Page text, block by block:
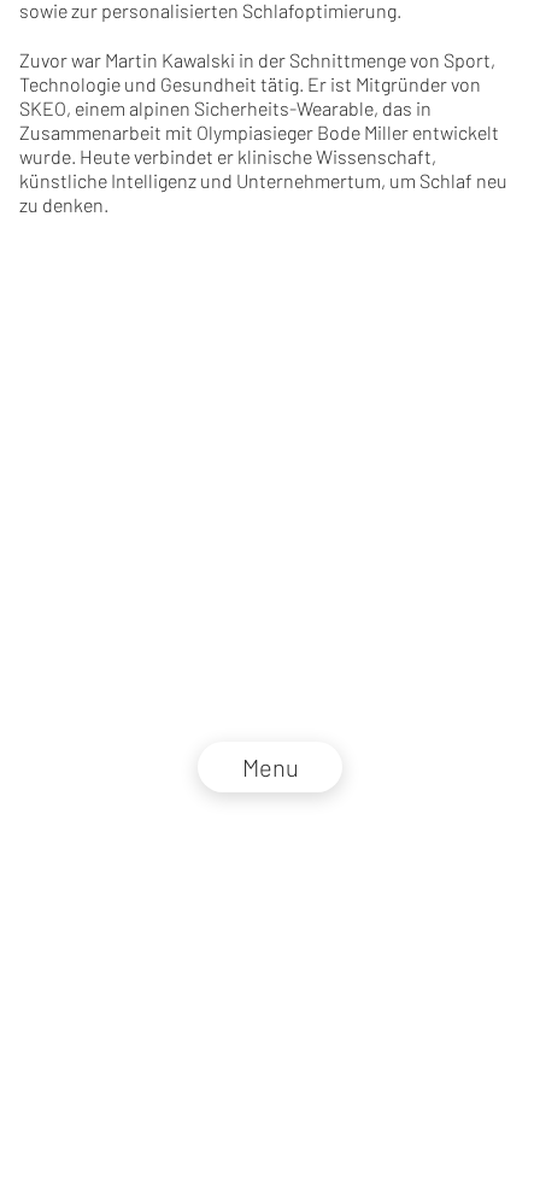
Menu
sowie zur personalisierten Schlafoptimierung.
Zuvor war Martin Kawalski in der Schnittmenge von Sport,
Technologie und Gesundheit tätig. Er ist Mitgründer von
SKEO, einem alpinen Sicherheits-Wearable, das in
Zusammenarbeit mit Olympiasieger Bode Miller entwickelt
wurde. Heute verbindet er klinische Wissenschaft,
künstliche Intelligenz und Unternehmertum, um Schlaf neu
zu denken.